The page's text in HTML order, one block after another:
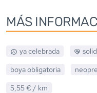
MÁS
ya celebrada
boya obligatoria
5,55 € / km